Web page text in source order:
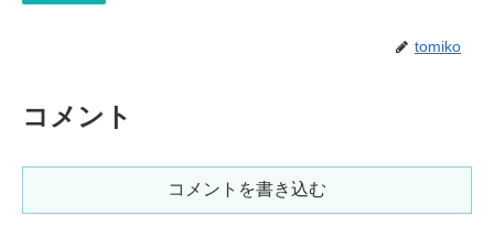
tomiko
コメント
コメントを書き込む